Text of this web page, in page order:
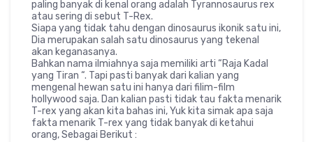
paling banyak di kenal orang adalah Tyrannosaurus rex
atau sering di sebut T-Rex.
Siapa yang tidak tahu dengan dinosaurus ikonik satu ini,
Dia merupakan salah satu dinosaurus yang tekenal
akan keganasanya.
Bahkan nama ilmiahnya saja memiliki arti “Raja Kadal
yang Tiran “. Tapi pasti banyak dari kalian yang
mengenal hewan satu ini hanya dari filim-film
hollywood saja. Dan kalian pasti tidak tau fakta menarik
T-rex yang akan kita bahas ini, Yuk kita simak apa saja
fakta menarik T-rex yang tidak banyak di ketahui
orang, Sebagai Berikut :